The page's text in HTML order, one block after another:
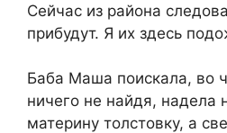
Сейчас из района
прибудут. Я их здесь
Баба Маша поискала, во
ничего не найдя, надела
материну толстовку, а